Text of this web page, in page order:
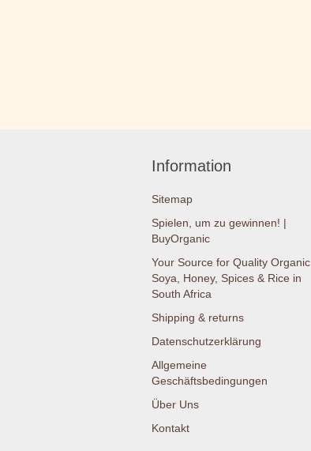
Information
Sitemap
Spielen, um zu gewinnen! |
BuyOrganic
Your Source for Quality Organic
Soya, Honey, Spices & Rice in
South Africa
Shipping & returns
Datenschutzerklärung
Allgemeine
Geschäftsbedingungen
Über Uns
Kontakt